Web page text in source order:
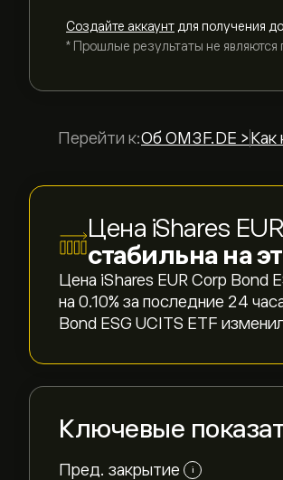
Cоздайте аккаунт для получения
* Прошлые результаты не
Перейти к:Об OM3F.DE > Как
Цена iShares
стабильна на
Цена iShares EUR Corp Bond
на ‎0.10‎% за последние 24
Bond ESG UCITS ETF
Ключевые
Пред. закрытие i